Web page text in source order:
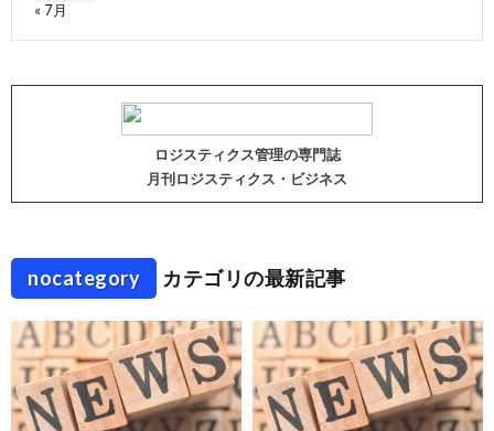
« 7月
ロジスティクス管理の専門誌
月刊ロジスティクス・ビジネス
nocategory カテゴリの最新記事